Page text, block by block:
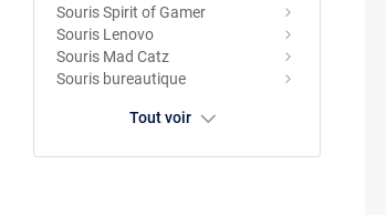
Souris Spirit of Gamer
Souris Lenovo
Souris Mad Catz
Souris bureautique
Tout voir